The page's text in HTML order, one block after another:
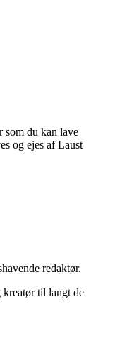
som du kan lave
og ejes af Laust
redaktør.
kreatør til langt de